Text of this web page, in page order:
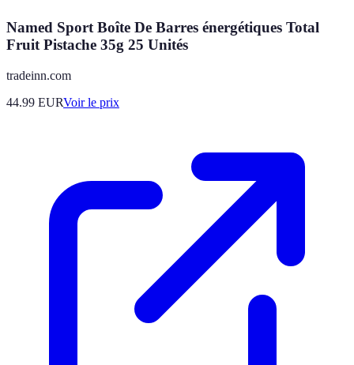
Named Sport Boîte De Barres énergétiques Total
Fruit Pistache 35g 25 Unités
tradeinn.com
44.99 EURVoir le prix